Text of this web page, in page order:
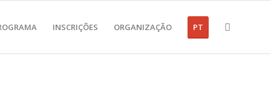
INSCRIÇÕES ORGANIZAÇÃO PT